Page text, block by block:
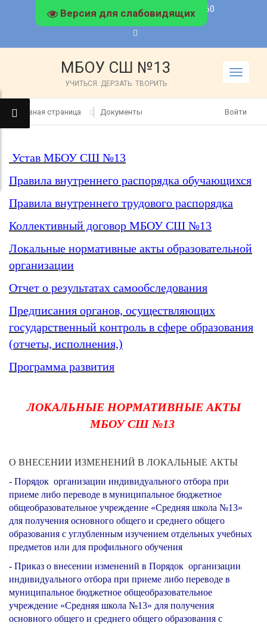
Версия для слабовидящих
s13_arz@mail.52gov.ru 8(83147)6-31-60
TOGGLE
МБОУ СШ №13
УЧИТЬСЯ. ДЕРЗАТЬ. ТВОРИТЬ
Главная страница Документы Войти
Устав МБОУ СШ №13
Правила внутреннего распорядка обучающихся
Правила внутреннего трудового распорядка
Коллективный договор МБОУ СШ №13
Локальные нормативные акты образовательной
организации
Отчет о результатах самообследования
Предписания органов, осуществляющих
государственный контроль в сфере образования
(отчеты, исполнения,)
Программа развития
ЛОКАЛЬНЫЕ НОРМАТИВНЫЕ АКТЫ
МБОУ СШ №13
О ВНЕСЕНИИ ИЗМЕНЕНИЙ В ЛОКАЛЬНЫЕ АКТЫ
- Порядок организации индивидуального отбора при
приеме либо переводе в муниципальное бюджетное
общеобразовательное учреждение «Средняя школа №13»
для получения основного общего и среднего общего
образования с углубленнымизучением отдельных учебных
предметов или для профильного обучения
- Приказ о внесении изменений в Порядок организации
индивидуального отбора при приеме либо переводе в
муниципальное бюджетное общеобразовательное
учреждение «Средняя школа №13» для получения
основного общего и среднего общего образования с